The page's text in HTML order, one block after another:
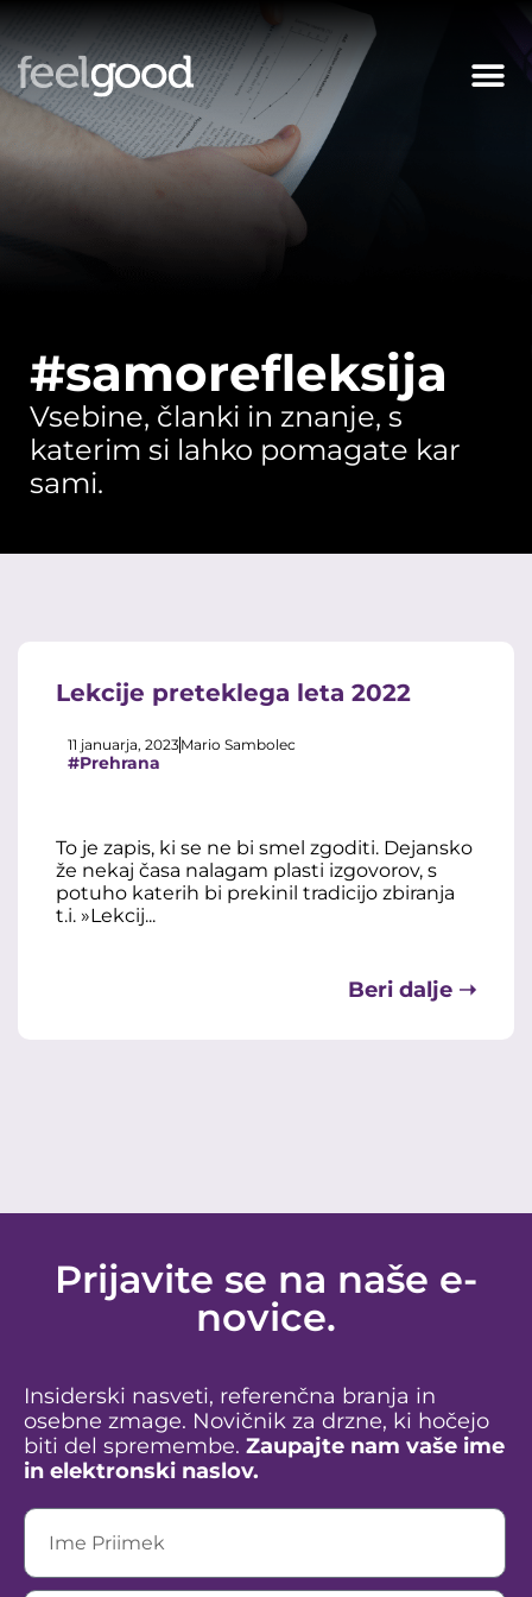
#samorefleksija
Vsebine, članki in znanje, s
katerim si lahko pomagate kar
sami.
Lekcije preteklega leta 2022
11 januarja, 2023Mario Sambolec
#Prehrana
To je zapis, ki se ne bi smel zgoditi. Dejansko
že nekaj časa nalagam plasti izgovorov, s
potuho katerih bi prekinil tradicijo zbiranja
t.i. »Lekcij...
Beri dalje ➝
Prijavite se na naše e-
novice.
Insiderski nasveti, referenčna branja in
osebne zmage. Novičnik za drzne, ki hočejo
biti del spremembe. Zaupajte nam vaše ime
in elektronski naslov.